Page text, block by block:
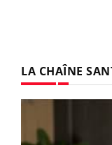
LA CHAÎNE